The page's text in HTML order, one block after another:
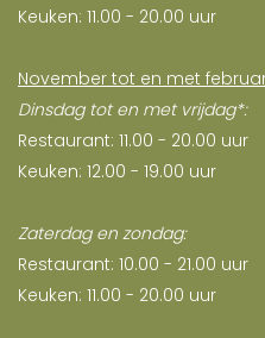
Keuken: 11.00 - 20.00 uur
November tot en met
Dinsdag tot en met vrijdag*:
Restaurant: 11.00 - 20.00 uur
Keuken: 12.00 - 19.00 uur
Zaterdag en zondag:
Restaurant: 10.00 - 21.00 uur
Keuken: 11.00 - 20.00 uur